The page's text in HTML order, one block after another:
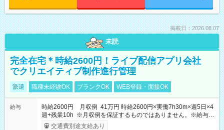
掲載日：2026.08.07
未読
完全在宅＊時給2600円！ライブ配信アプリ会社
でクリエイティブ制作進行管理
派遣 職種未経験OK ブランクOK WEB登録・面接OK
給与
時給2600円 月収例 41万円 時給2600円×実働7h30m×週5日×4
週+残業10h ※月収例を保証するものではありません。※給与即
受取りサービス利用可（利用条件有）
交通費別途支給あり